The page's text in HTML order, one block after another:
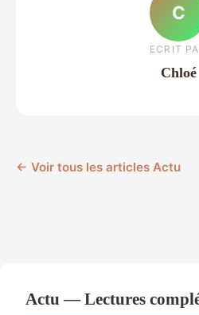
C
ECRIT
Chloé
← Voir tous les articles Actu
Actu — Lectures